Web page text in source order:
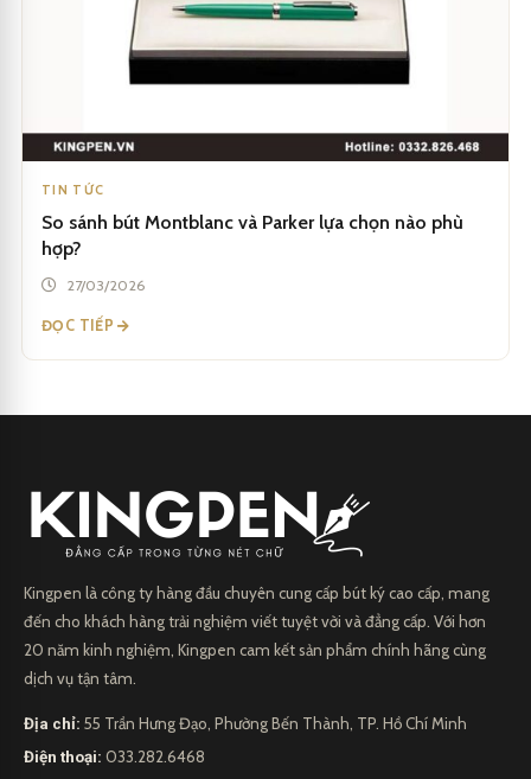
TIN TỨC
So sánh bút Montblanc và Parker lựa chọn nào phù
hợp?
27/03/2026
ĐỌC TIẾP
Kingpen là công ty hàng đầu chuyên cung cấp bút ký cao cấp, mang
đến cho khách hàng trải nghiệm viết tuyệt vời và đẳng cấp. Với hơn
20 năm kinh nghiệm, Kingpen cam kết sản phẩm chính hãng cùng
dịch vụ tận tâm.
Địa chỉ: 55 Trần Hưng Đạo, Phường Bến Thành, TP. Hồ Chí Minh
Điện thoại: 033.282.6468